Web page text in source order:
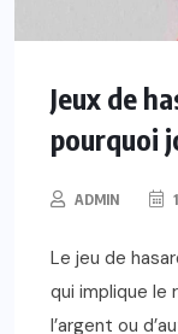
Jeux de
pourquoi
ADMIN
Le jeu de
qui implique le
l’argent ou